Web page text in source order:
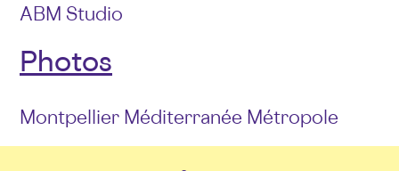
ABM Studio
Photos
Montpellier Méditerranée Métropole